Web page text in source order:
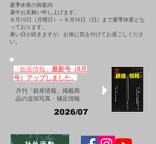
夏季休業の御案内
暑中お見舞い申し上げます。
８月10日（月曜日）～８月16日（日）まで夏季休業とな
っております。
​暑い日が続きますが、お体に気を付けてお過ごしくださ
い。
「銀座情報」 最新号（8月
号）アップしました。
月刊「銀座情報」掲載商
品の追加写真・補足情報
2026/07